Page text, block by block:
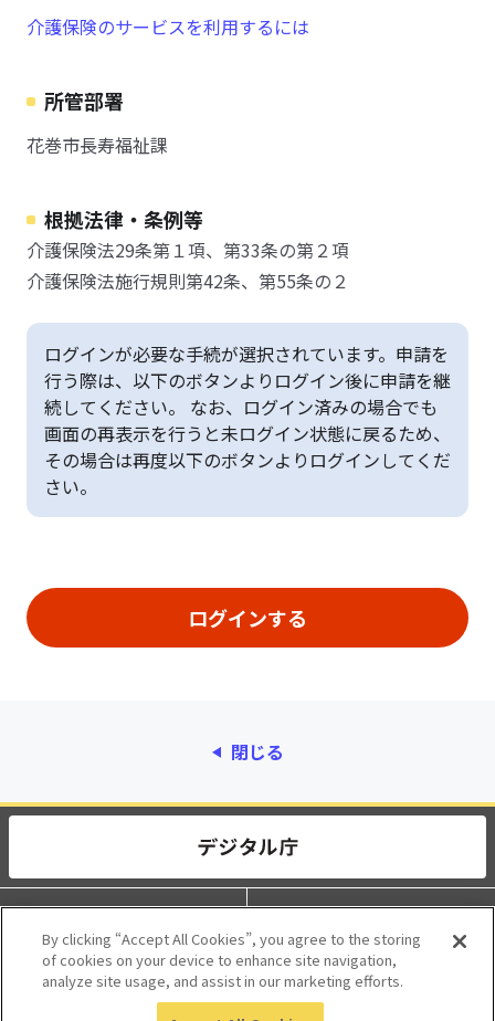
介護保険のサービスを利用するには
所管部署
花巻市長寿福祉課
根拠法律・条例等
介護保険法29条第１項、第33条の第２項
介護保険法施行規則第42条、第55条の２
ログインが必要な手続が選択されています。申請を
行う際は、以下のボタンよりログイン後に申請を継
続してください。 なお、ログイン済みの場合でも
画面の再表示を行うと未ログイン状態に戻るため、
その場合は再度以下のボタンよりログインしてくだ
さい。
閉じる
動作環境 個人情報保護
利用規約 アクセシビリティ
By clicking “Accept All Cookies”, you agree to the storing
of cookies on your device to enhance site navigation,
analyze site usage, and assist in our marketing efforts.